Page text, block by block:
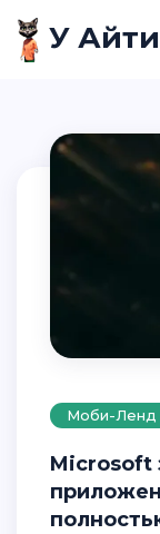
У
Моби-Ленд
Microsoft